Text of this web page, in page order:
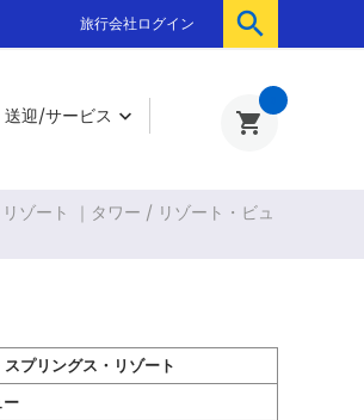
旅行会社ログイン 

送迎/サービス shopping_cart
ゾート ｜タワー / リゾート・ビュ
プリングス・リゾート